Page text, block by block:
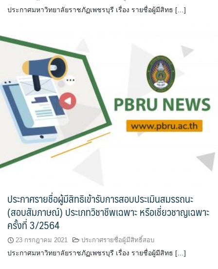
ประกาศมหาวิทยาลัยราชภัฏเพชรบุรี เรื่อง รายชื่อผู้มีสิทธ […]
ประกาศรายชื่อผู้มีสิทธิเข้ารับการสอบประเมินสมรรถนะ
(สอบสัมภาษณ์) ประเภทวิชาชีพเฉพาะ หรือเชี่ยวชาญเฉพาะ
ครั้งที่ 3/2564
23 กรกฎาคม 2021 ประกาศรายชื่อผู้มีสิทธิ์สอบ
ประกาศมหาวิทยาลัยราชภัฏเพชรบุรี เรื่อง รายชื่อผู้มีสิทธ […]